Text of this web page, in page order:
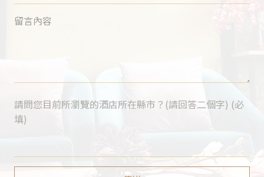
請問您目前所瀏覽的酒店所在縣市？(請回答二個字) (必
填)